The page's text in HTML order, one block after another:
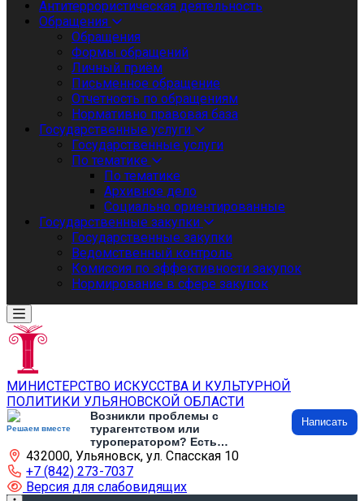
Антитеррористическая деятельность
Обращения
Обращения
Формы обращений
Личный приём
Письменное обращение
Отчетность по обращениям
Нормативно правовая база
Государственные услуги
Государственные услуги
По тематике
По тематике
Архивное дело
Социально ориентированные
Государственные закупки
Государственные закупки
Ведомственный контроль
Комиссия по эффективности закупок
Нормирование в сфере закупок
МИНИСТЕРСТВО ИСКУССТВА И КУЛЬТУРНОЙ
ПОЛИТИКИ УЛЬЯНОВСКОЙ ОБЛАСТИ
Решаем вместе
Возникли проблемы с
турагентством или
туроператором? Есть
предложения по развитию
туризма и туристической
инфраструктуры? Напишите об
этом
Написать
432000, Ульяновск, ул. Спасская 10
+7 (842) 273-7037
Версия для слабовидящих